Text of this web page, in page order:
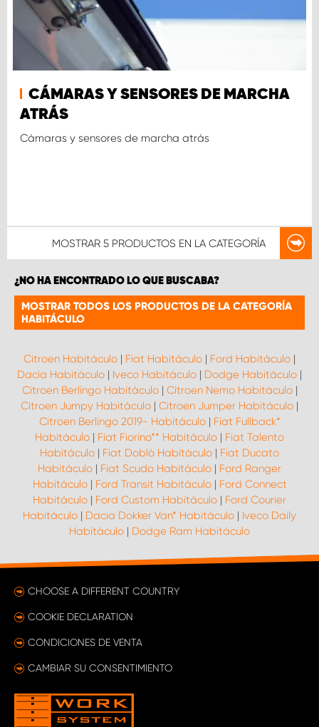
CÁMARAS Y SENSORES DE MARCHA
ATRÁS
Cámaras y sensores de marcha atrás
MOSTRAR 5 PRODUCTOS EN LA CATEGORÍA
¿NO HA ENCONTRADO LO QUE BUSCABA?
MOSTRAR TODOS LOS PRODUCTOS DE LA CATEGORÍA
HABITÁCULO
Citroen Habitáculo | Fiat Habitáculo | Ford Habitáculo |
Dacia Habitáculo | Iveco Habitáculo | Dodge Habitáculo |
Citroen Berlingo Habitáculo| Citroen Nemo Habitáculo|
Citroen Jumpy Habitáculo | Citroen Jumper Habitáculo |
Citroen Berlingo 2019- Habitáculo| Fiat Fullback*
Habitáculo | Fiat Fiorino** Habitáculo | Fiat Talento
Habitáculo | Fiat Doblò Habitáculo | Fiat Ducato
Habitáculo | Fiat Scudo Habitáculo | Ford Ranger
Habitáculo| Ford Transit Habitáculo| Ford Connect
Habitáculo | Ford Custom Habitáculo | Ford Courier
Habitáculo | Dacia Dokker Van* Habitáculo | Iveco Daily
Habitáculo | Dodge Ram Habitáculo
CHOOSE A DIFFERENT COUNTRY
COOKIE DECLARATION
CONDICIONES DE VENTA
CAMBIAR SU CONSENTIMIENTO